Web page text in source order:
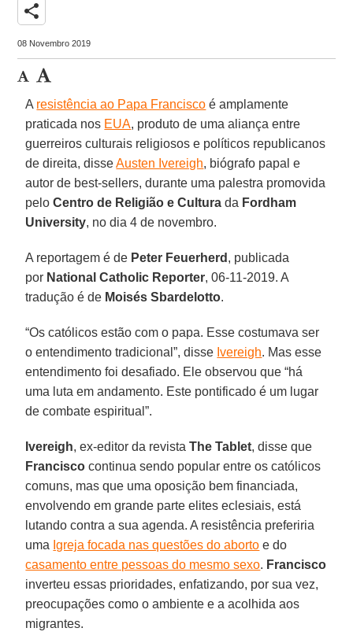
share
08 Novembro 2019
A resistência ao Papa Francisco é amplamente
praticada nos EUA, produto de uma aliança entre
guerreiros culturais religiosos e políticos republicanos
de direita, disseAusten Ivereigh, biógrafo papal e
autor de best-sellers, durante uma palestra promovida
peloCentro de Religião e Cultura da Fordham
University, no dia 4 de novembro.
A reportagem é de Peter Feuerherd , publicada
por National Catholic Reporter, 06-11-2019. A
tradução é de Moisés Sbardelotto.
“Os católicos estão com o papa. Esse costumava ser
o entendimento tradicional”, disse Ivereigh. Mas esse
entendimento foi desafiado. Ele observou que “há
uma luta em andamento. Este pontificado é um lugar
de combate espiritual”.
Ivereigh, ex-editor da revistaThe Tablet, disse que
Francisco continua sendo popular entre os católicos
comuns, mas que uma oposição bem financiada,
envolvendo em grande parte elites eclesiais, está
lutando contra a sua agenda. A resistência preferiria
uma Igreja focada nas questões do aborto e do
casamento entre pessoas do mesmo sexo. Francisco
inverteu essas prioridades, enfatizando, por sua vez,
preocupações como o ambiente e a acolhida aos
migrantes.